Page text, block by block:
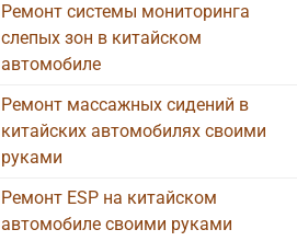
Ремонт системы мониторинга
слепых зон в китайском
автомобиле
Ремонт массажных сидений в
китайских автомобилях своими
руками
Ремонт ESP на китайском
автомобиле своими руками